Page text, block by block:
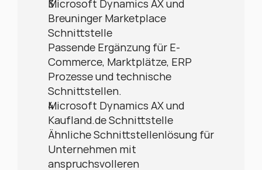
Microsoft Dynamics AX und
Breuninger Marketplace
Schnittstelle
Passende Ergänzung für E-
Commerce, Marktplätze, ERP
Prozesse und technische
Schnittstellen.
Microsoft Dynamics AX und
Kaufland.de Schnittstelle
Ähnliche Schnittstellenlösung für
Unternehmen mit
anspruchsvolleren